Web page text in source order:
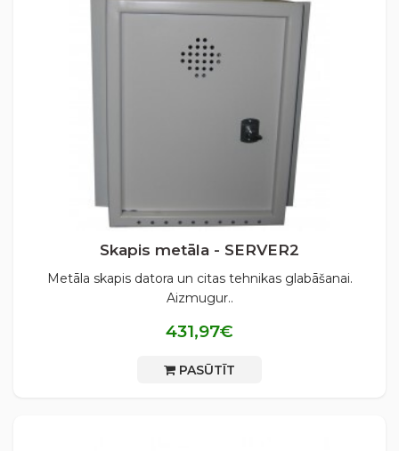
Skapis metāla - SERVER2
Metāla skapis datora un citas tehnikas glabāšanai.
Aizmugur..
431,97€
PASŪTĪT